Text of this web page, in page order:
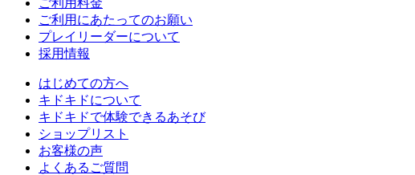
ご利用にあたってのお願い
プレイリーダーについて
採用情報
はじめての方へ
キドキドについて
キドキドで体験できるあそび
ショップリスト
お客様の声
よくあるご質問